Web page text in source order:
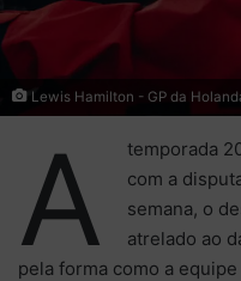
Lewis Hamilton - GP da
A
temporada
com a
semana, o
atrelado ao
pela forma como a